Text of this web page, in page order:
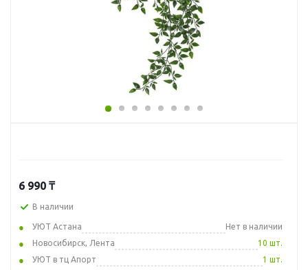
6 990 ₸
В наличии
УЮТ Астана
Нет в наличии
Новосибирск, Лента
10 шт.
УЮТ в тц Апорт
1 шт.